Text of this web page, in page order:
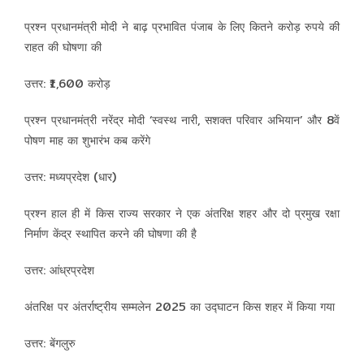
प्रश्न प्रधानमंत्री मोदी ने बाढ़ प्रभावित पंजाब के लिए कितने करोड़ रुपये की
राहत की घोषणा की
उत्तर: ₹1,600 करोड़
प्रश्न प्रधानमंत्री नरेंद्र मोदी ‘स्वस्थ नारी, सशक्त परिवार अभियान’ और 8वें
पोषण माह का शुभारंभ कब करेंगे
उत्तर: मध्यप्रदेश (धार)
प्रश्न हाल ही में किस राज्य सरकार ने एक अंतरिक्ष शहर और दो प्रमुख रक्षा
निर्माण केंद्र स्थापित करने की घोषणा की है
उत्तर: आंध्रप्रदेश
अंतरिक्ष पर अंतर्राष्ट्रीय सम्मलेन 2025 का उद्घाटन किस शहर में किया गया
उत्तर: बेंगलुरु